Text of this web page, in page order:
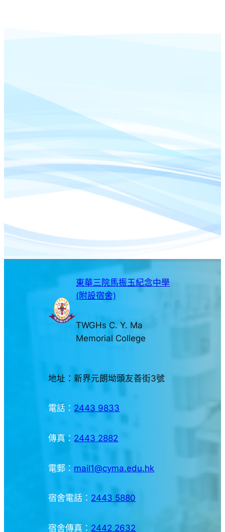
東華三院馬振玉紀念中學
(附設宿舍)
TWGHs C. Y. Ma
Memorial College
地址：新界元朗坳頭友善街3號
電話： 2443 9833
傳真： 2443 2882
電郵： mail1@cyma.edu.hk
宿舍電話： 2443 5880
宿舍傳真： 2442 2632